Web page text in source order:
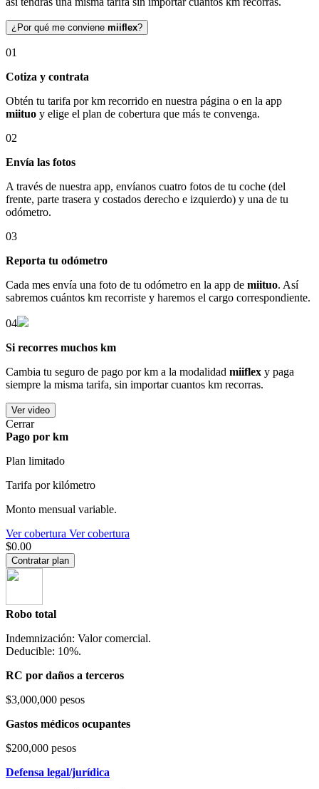
¿Por qué me conviene miiflex?
01
Cotiza y contrata
Obtén tu tarifa por km recorrido en nuestra página o en la app
miituo y elige el plan de cobertura que más te convenga.
02
Envía las fotos
A través de nuestra app, envíanos cuatro fotos de tu coche (del
frente, parte trasera y costados derecho e izquierdo) y una de tu
odómetro.
03
Reporta tu odómetro
Cada mes envía una foto de tu odómetro en la app de miituo. Así
sabremos cuántos km recorriste y haremos el cargo correspondiente.
04
Si recorres muchos km
Cambia tu seguro de pago por km a la modalidad miiflex y paga
siempre la misma tarifa, sin importar cuantos km recorras.
Ver video
Cerrar
Pago por km
Plan limitado
Tarifa por kilómetro
Monto mensual variable.
Ver cobertura Ver cobertura
$0.00
Contratar plan
Robo total
Indemnización: Valor comercial.
Deducible: 10%.
RC por daños a terceros
$3,000,000 pesos
Gastos médicos ocupantes
$200,000 pesos
Defensa legal/jurídica